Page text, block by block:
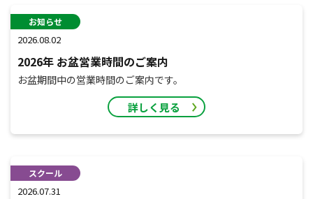
お知らせ
2026.08.02
2026年 お盆営業時間のご案内
お盆期間中の営業時間のご案内です。
詳しく見る
スクール
2026.07.31